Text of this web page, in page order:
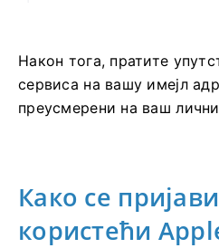
Након тога, пратите
сервиса на вашу имејл
преусмерени на ваш лични
Како се
користећи